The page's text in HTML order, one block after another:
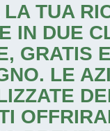
TUA
IN DUE
GRATIS
LE